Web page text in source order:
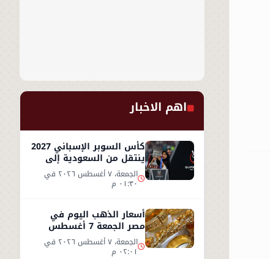
اهم الاخبار
كأس السوبر الإسباني 2027
ينتقل من السعودية إلى
إسطنبول الجمعة، ٧ أغسطس ٢٠٢٦ في
٠١:٣٠ م
أسعار الذهب اليوم في
مصر الجمعة 7 أغسطس
2026.. عيار 21 يسجل 5970
جنيهاً الجمعة، ٧ أغسطس ٢٠٢٦ في
٠٢:٠١ م